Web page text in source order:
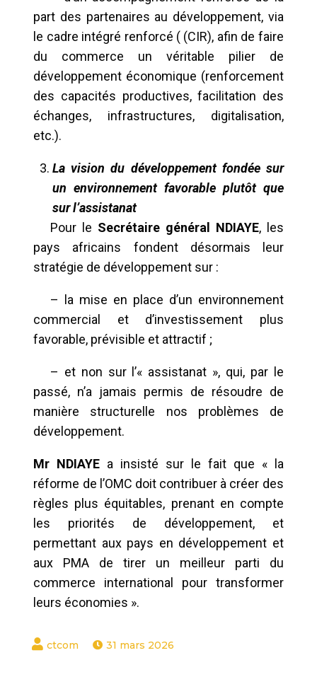
part des partenaires au développement, via
le cadre intégré renforcé ( (CIR), afin de faire
du commerce un véritable pilier de
développement économique (renforcement
des capacités productives, facilitation des
échanges, infrastructures, digitalisation,
etc.).
La vision du développement fondée sur
un environnement favorable plutôt que
sur l’assistanat
Pour le Secrétaire général NDIAYE, les
pays africains fondent désormais leur
stratégie de développement sur :
– la mise en place d’un environnement
commercial et d’investissement plus
favorable, prévisible et attractif ;
– et non sur l’« assistanat », qui, par le
passé, n’a jamais permis de résoudre de
manière structurelle nos problèmes de
développement.
Mr NDIAYE a insisté sur le fait que « la
réforme de l’OMC doit contribuer à créer des
règles plus équitables, prenant en compte
les priorités de développement, et
permettant aux pays en développement et
aux PMA de tirer un meilleur parti du
commerce international pour transformer
leurs économies ».
31 mars 2026